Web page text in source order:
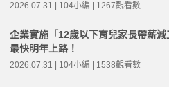
2026.07.31 | 104小編 | 1267觀看數
企業實施「12歲以下育兒家長帶薪減
最快明年上路！
2026.07.31 | 104小編 | 1538觀看數